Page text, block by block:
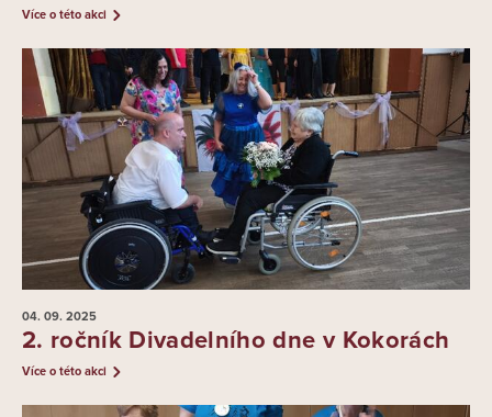
Více o této akci
04. 09. 2025
2. ročník Divadelního dne v Kokorách
Více o této akci